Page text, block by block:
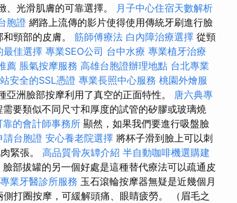
、光滑肌膚的可靠選擇。
月子中心住宿天數解析
胞證 網路上流傳的影片使得使用傳統牙刷進行臉
頸部的皮膚。 筋師傅療法 白內障治療選擇 從頸
最佳選擇 專業SEO公司 台中水療 專業植牙治療
薦 脹氣按摩服務 高雄台胞證辦理地點 台北專業
安全的SSL憑證 專業長照中心服務 桃園外燴服
洲臉部按摩利用了真空的正面特性。 唐六典專
需要類似不同尺寸和厚度的試管的矽膠或玻璃燒
靠的會計師事務所 顯然，如果我們要進行吸盤臉
請台胞證 安心養老院選擇 將杯子滑到臉上可以刺
緊張。 高品質骨灰罈介紹 半自動咖啡機選購建
臉部拔罐的另一個好處是這種替代療法可以疏通皮
專業牙醫診所服務 玉石滾輪按摩器無疑是近幾個月
打圈按摩，可緩解頭痛、眼睛疲勞。 （眉毛之